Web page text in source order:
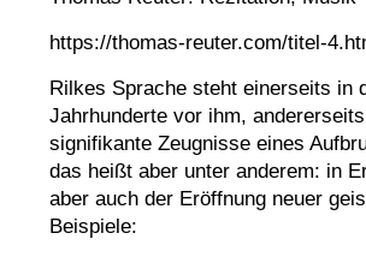
https://thomas-reuter.com/titel-
Rilkes Sprache steht einerseits in
Jahrhunderte vor ihm,
signifikante Zeugnisse eines
das heißt aber unter anderem: in
aber auch der Eröffnung neuer
Beispiele: